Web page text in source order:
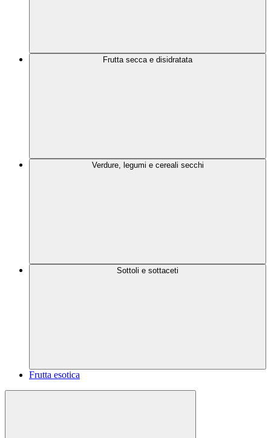
Frutta secca e disidratata
Verdure, legumi e cereali secchi
Sottoli e sottaceti
Frutta esotica